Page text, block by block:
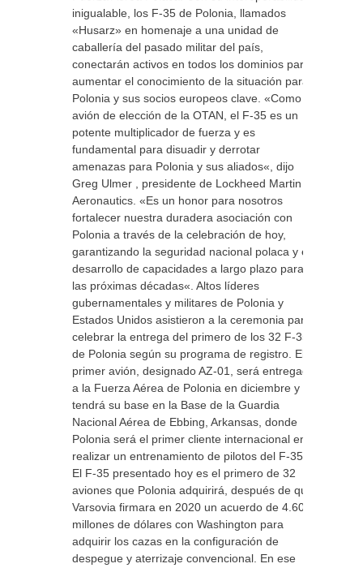
inigualable, los F-35 de Polonia, llamados
«Husarz» en homenaje a una unidad de
caballería del pasado militar del país,
conectarán activos en todos los dominios para
aumentar el conocimiento de la situación para
Polonia y sus socios europeos clave. «Como
avión de elección de la OTAN, el F-35 es un
potente multiplicador de fuerza y ​​es
fundamental para disuadir y derrotar
amenazas para Polonia y sus aliados«, dijo
Greg Ulmer , presidente de Lockheed Martin
Aeronautics. «Es un honor para nosotros
fortalecer nuestra duradera asociación con
Polonia a través de la celebración de hoy,
garantizando la seguridad nacional polaca y el
desarrollo de capacidades a largo plazo para
las próximas décadas«. Altos líderes
gubernamentales y militares de Polonia y
Estados Unidos asistieron a la ceremonia para
celebrar la entrega del primero de los 32 F-35A
de Polonia según su programa de registro. El
primer avión, designado AZ-01, será entregado
a la Fuerza Aérea de Polonia en diciembre y
tendrá su base en la Base de la Guardia
Nacional Aérea de Ebbing, Arkansas, donde
Polonia será el primer cliente internacional en
realizar un entrenamiento de pilotos del F-35.
El F-35 presentado hoy es el primero de 32
aviones que Polonia adquirirá, después de que
Varsovia firmara en 2020 un acuerdo de 4.600
millones de dólares con Washington para
adquirir los cazas en la configuración de
despegue y aterrizaje convencional. En ese